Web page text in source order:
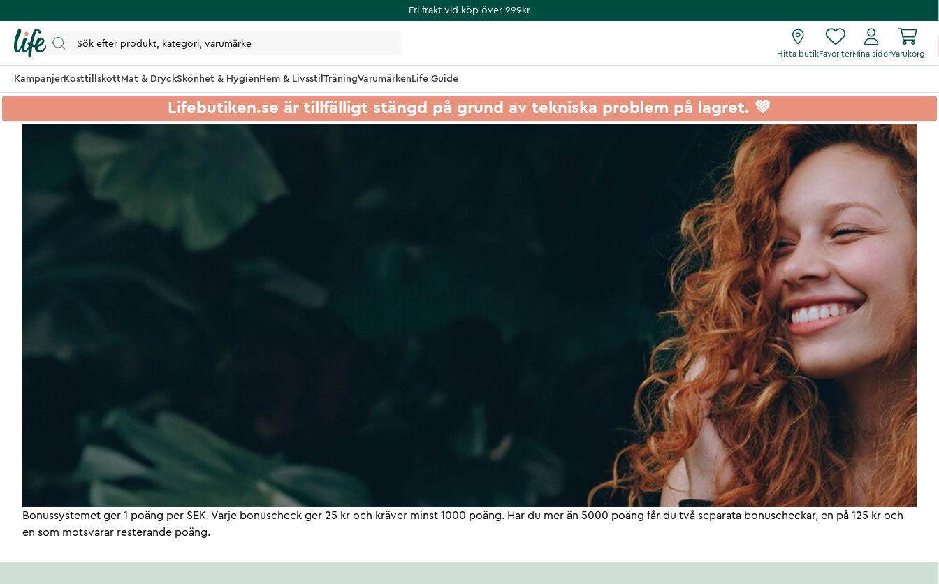
Fri frakt vid köp över 299kr
Hitta butikFavoriterMina sidorVarukorg
KampanjerKosttillskottMat & DryckSkönhet & HygienHem & Livsstil TräningVarumärkenLife Guide
Lifebutiken.se är tillfälligt stängd på grund av tekniska problem på lagret. 💚
Bonussystemet ger 1 poäng per SEK. Varje bonuscheck ger 25 kr och kräver minst 1000 poäng. Har du mer än 5000 poäng får du två separata bonuscheckar, en på 125 kr och
en som motsvarar resterande poäng.